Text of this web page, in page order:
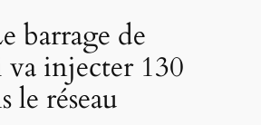
barrage de
injecter 130
le réseau